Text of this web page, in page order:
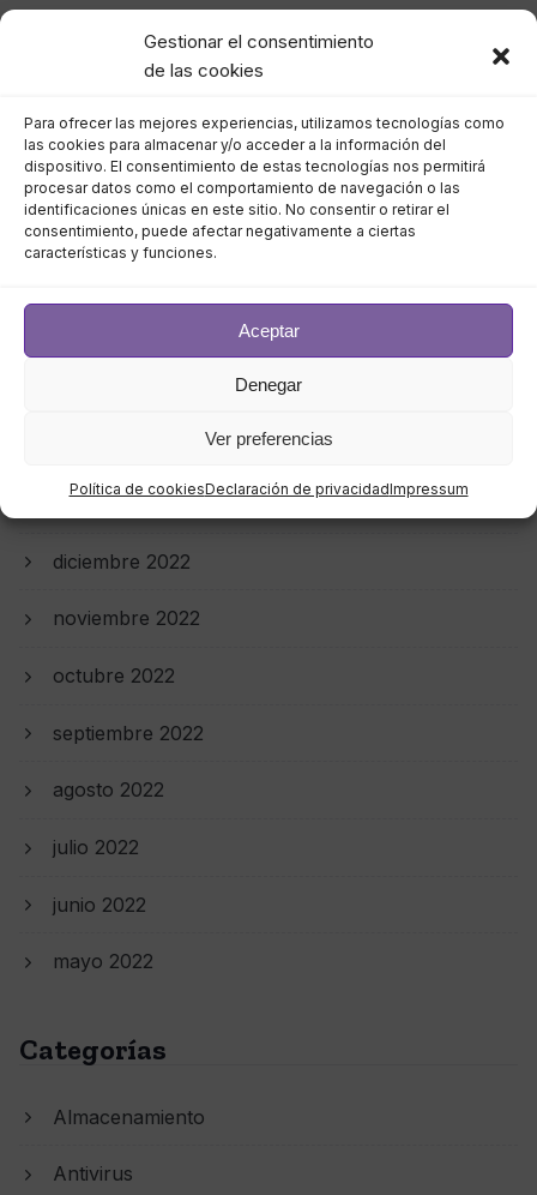
Gestionar el consentimiento
de las cookies
Para ofrecer las mejores experiencias, utilizamos tecnologías como
las cookies para almacenar y/o acceder a la información del
dispositivo. El consentimiento de estas tecnologías nos permitirá
procesar datos como el comportamiento de navegación o las
identificaciones únicas en este sitio. No consentir o retirar el
consentimiento, puede afectar negativamente a ciertas
características y funciones.
Aceptar
Denegar
Ver preferencias
Política de cookiesDeclaración de privacidadImpressum
septiembre 2023
julio 2023
junio 2023
enero 2023
diciembre 2022
noviembre 2022
octubre 2022
septiembre 2022
agosto 2022
julio 2022
junio 2022
mayo 2022
Categorías
Almacenamiento
Antivirus